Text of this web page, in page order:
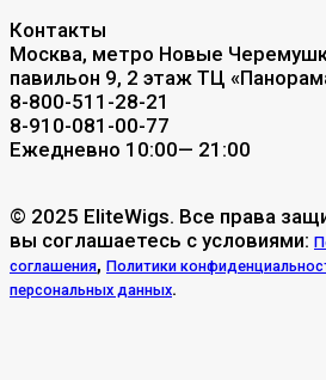
Контакты
Москва, метро Новые
павильон 9, 2 этаж ТЦ
8-800-511-28-21
8-910-081-00-77
Ежедневно 10:00— 21:00
© 2025 EliteWigs. Все права
вы соглашаетесь с условиями:
соглашения, Политики
персональных данных.